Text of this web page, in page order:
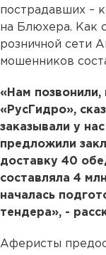
пострадавших –
на Блюхера. Как
розничной сети
мошенников
«Нам позвонили,
«РусГидро»,
заказывали у
предложили
доставку 40
составляла 4
началась
тендера», -
Аферисты